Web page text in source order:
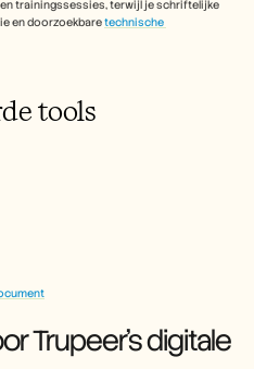
trainingssessies, terwijl je schriftelijke
en doorzoekbare technische
tools
Trupeer's digitale